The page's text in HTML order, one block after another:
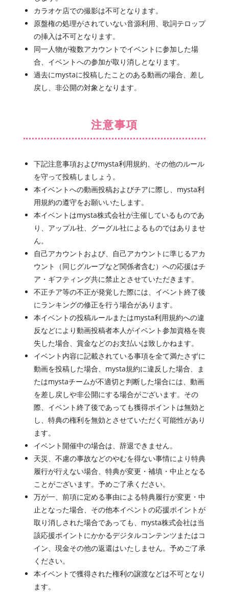
カラオケ店での撮影は不可となります。
原盤権の処理がされていない音源利用、歌詞テロップ
の挿入は不可となります。
同一人物が複数アカウントでイベントに参加した場
合、イベントへの参加が取り消しとなります。
過去にmystaに投稿したことのある動画の場合、差し
戻し、非公開の対象となります。
注意事項
下記注意事項およびmysta利用規約、その他のルール
を守って投稿しましょう。
本イベントへの動画投稿およびチアに際し、mysta利
用規約の遵守をお願いいたします。
本イベントはmysta株式会社が主催しているものであ
り、アップル社、グーグル社によるものではありませ
ん。
自己アカウントおよび、自己アカウントに準じるアカ
ウント（同じグループなど関係者含む）への応援はチ
ア・ギフティング共に禁止とさせていただきます。
不正チア等の不正が発覚した際には、イベント終了後
にランキングの修正を行う場合があります。
本イベントの投稿ルールまたはmysta利用規約への違
反などにより動画投稿者本人がイベント参加資格を喪
失した場合、賞金などのお支払いは致しかねます。
イベント内容に記載されている事項を全て満たさずに
動画を投稿した場合、mysta規約に違反した場合、ま
たはmystaチームが不適切と判断した場合には、動画
を差し戻しや非公開にする場合がございます。その
際、イベント終了後であっても獲得ポイントは無効と
し、特典の権利を無効とさせていただく可能性があり
ます。
イベント開催中の場合は、辞退できません。
天災、不慮の事故などのやむを得ない事情により特典
履行が行えない場合、特典が変更・補填・中止となる
ことがございます。予めご了承ください。
万が一、前項に定める事由による特典履行が変更・中
止となった場合、その他本イベントの応援ポイントが
取り消しされた場合であっても、mysta株式会社は当
該応援ポイントにかかるデジタルコンテンツまたはコ
イン、現金その他の返還はいたしません。予めご了承
ください。
本イベントで獲得された権利の譲渡などは不可となり
ます。